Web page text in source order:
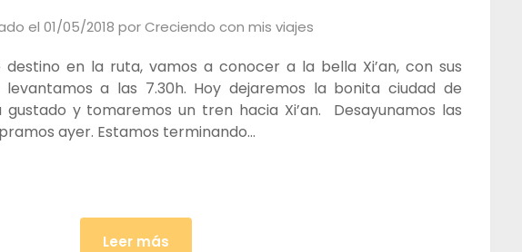
el 01/05/2018 porCreciendo con mis viajes
en la ruta, vamos a conocer a la bella Xi’an, con sus
a las 7.30h. Hoy dejaremos la bonita ciudad de
y tomaremos un tren hacia Xi’an. Desayunamos las
ayer. Estamos terminando…
Leer más